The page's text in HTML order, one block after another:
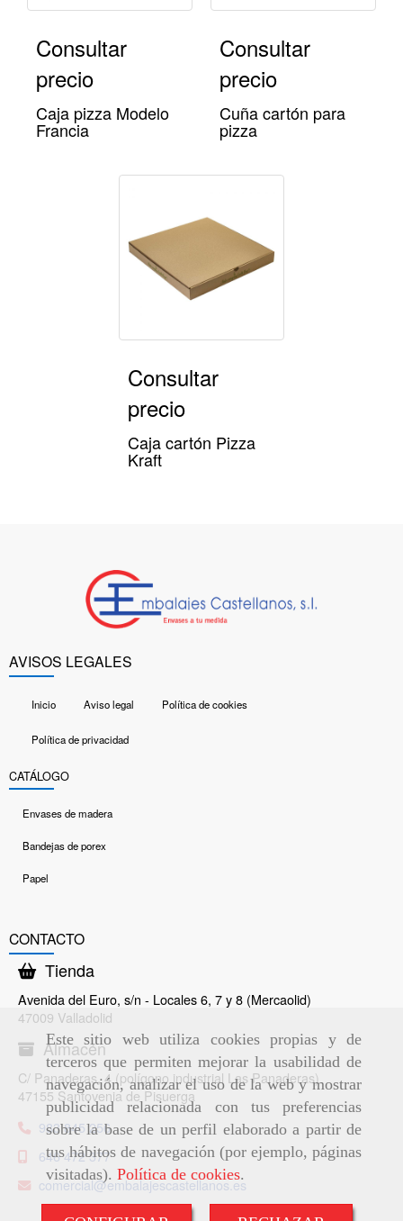
Este sitio web utiliza cookies propias y de
terceros que permiten mejorar la usabilidad de
navegación, analizar el uso de la web y mostrar
publicidad relacionada con tus preferencias
sobre la base de un perfil elaborado a partir de
tus hábitos de navegación (por ejemplo, páginas
visitadas). Política de cookies.
Consultar
precio
Caja pizza Modelo
Francia
Consultar
precio
Cuña cartón para
pizza
Consultar
precio
Caja cartón Pizza
Kraft
AVISOS LEGALES
Inicio Aviso legal Política de cookies
Política de privacidad
CATÁLOGO
Envases de madera
Bandejas de porex
Papel
CONTACTO
Tienda
Avenida del Euro, s/n - Locales 6, 7 y 8 (Mercaolid)
47009 Valladolid
Almacén
C/ Panaderas, 4 (polígono industrial Las Panaderas)
47155 Santovenia de Pisuerga
983 845 256
646 472 377
comercial
embalajescastellanos.es